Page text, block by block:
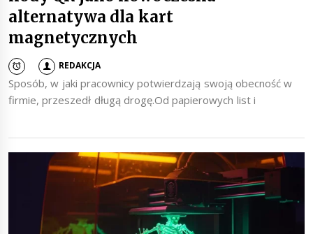
alternatywa dla kart
magnetycznych
REDAKCJA
Sposób, w jaki pracownicy potwierdzają swoją obecność w
firmie, przeszedł długą drogę.Od papierowych list i